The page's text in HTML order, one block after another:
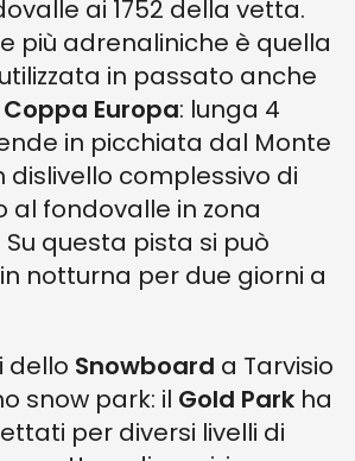
ai 1752 della vetta.
più adrenaliniche è quella
in passato anche
Coppa Europa: lunga 4
in picchiata dal Monte
dislivello complessivo di
al fondovalle in zona
questa pista si può
notturna per due giorni a
dello Snowboard a Tarvisio
snow park: il Gold Park ha
per diversi livelli di